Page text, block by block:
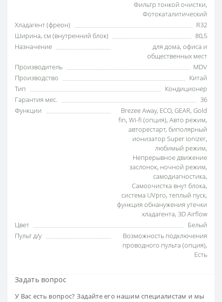
Фильтр тонкой очистки,
Фотокаталитический
Хладагент (фреон)
R32
Ширина, см (внутренний блок)
80,5
Назначение
для дома, офиса и
общественных мест
Производитель
MDV
Производство
Китай
Тип
Кондиционер
Гарантия мес.
36
Функции
Brezee Away, ECO, GEAR, Gold
fin, Wi-fi (опция), Авто режим,
авторестарт, биполярный
ионизатор Super ionizer,
любимый режим,
Непрерывное движение
заслонок, ночной режим,
самодиагностика,
Самоочистка внут блока,
система UVpro, теплый пуск,
функция обнанужения утечки
хладагента, 3D Airflow
Цвет
Белый
Пульт д/у
Возможность подключения
проводного пульта (опция),
Есть
Задать вопрос
У Вас есть вопрос? Задайте его нашим специалистам и мы